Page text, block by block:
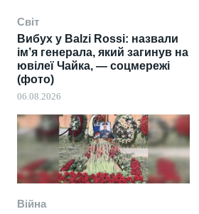
Світ
Вибух у Balzi Rossi: назвали
ім’я генерала, який загинув на
ювілеї Чайка, — соцмережі
(фото)
06.08.2026
Війна